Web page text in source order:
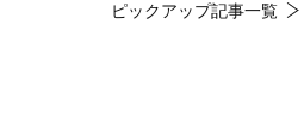
ピックアップ記事一覧